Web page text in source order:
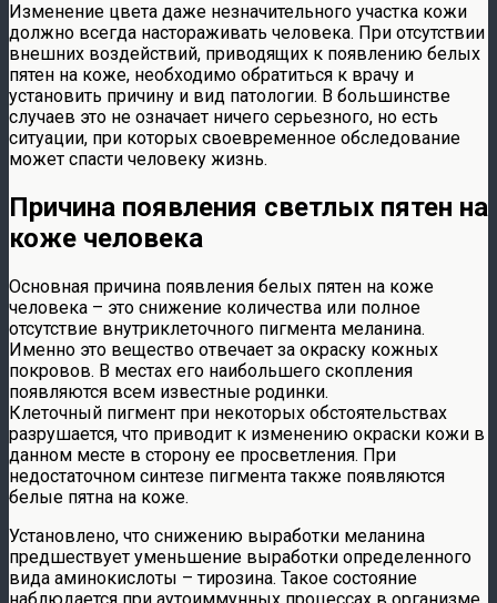
Изменение цвета даже незначительного участка кожи
должно всегда настораживать человека. При отсутствии
внешних воздействий, приводящих к появлению белых
пятен на коже, необходимо обратиться к врачу и
установить причину и вид патологии. В большинстве
случаев это не означает ничего серьезного, но есть
ситуации, при которых своевременное обследование
может спасти человеку жизнь.
Причина появления светлых пятен на
коже человека
Основная причина появления белых пятен на коже
человека – это снижение количества или полное
отсутствие внутриклеточного пигмента меланина.
Именно это вещество отвечает за окраску кожных
покровов. В местах его наибольшего скопления
появляются всем известные родинки.
Клеточный пигмент при некоторых обстоятельствах
разрушается, что приводит к изменению окраски кожи в
данном месте в сторону ее просветления. При
недостаточном синтезе пигмента также появляются
белые пятна на коже.
Установлено, что снижению выработки меланина
предшествует уменьшение выработки определенного
вида аминокислоты – тирозина. Такое состояние
наблюдается при аутоиммунных процессах в организме,